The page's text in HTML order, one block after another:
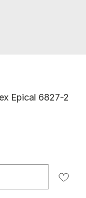
Epical 6827-2